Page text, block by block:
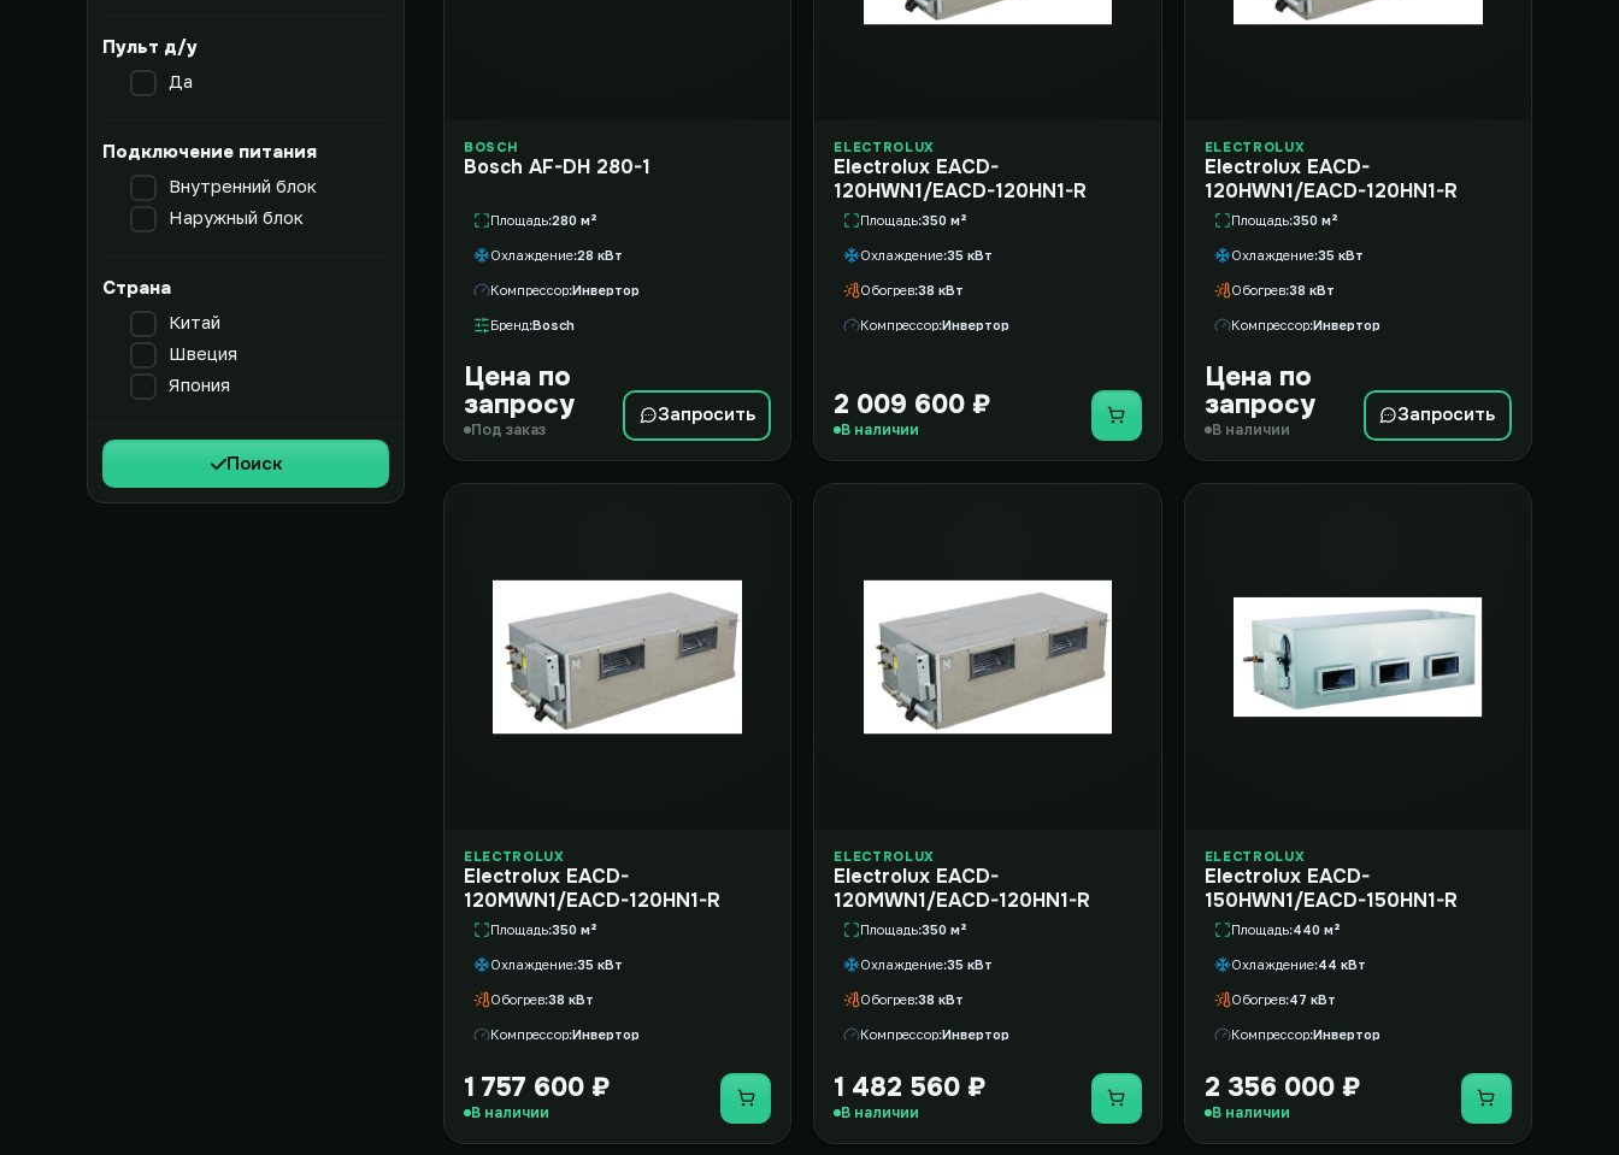
Пульт д/у
Да
Подключение питания
Внутренний блок
Наружный блок
Страна
Китай
Швеция
Япония
Поиск
BOSCH
Bosch AF-DH 280-1
Площадь 280 м²
Охлаждение 28 кВт
Компрессор Инвертор
Бренд Bosch
Цена по
запросу
Под заказ
Запросить
ELECTROLUX
Electrolux EACD-
120HWN1/EACD-120HN1-R
Площадь 350 м²
Охлаждение 35 кВт
Обогрев 38 кВт
Компрессор Инвертор
2 009 600 ₽
В наличии Купить
ELECTROLUX
Electrolux EACD-
120HWN1/EACD-120HN1-R
Площадь 350 м²
Охлаждение 35 кВт
Обогрев 38 кВт
Компрессор Инвертор
Цена по
запросу
В наличии
Запросить
ELECTROLUX
Electrolux EACD-
120MWN1/EACD-120HN1-R
Площадь 350 м²
Охлаждение 35 кВт
Обогрев 38 кВт
Компрессор Инвертор
1 757 600 ₽
В наличии Купить
ELECTROLUX
Electrolux EACD-
120MWN1/EACD-120HN1-R
Площадь 350 м²
Охлаждение 35 кВт
Обогрев 38 кВт
Компрессор Инвертор
1 482 560 ₽
В наличии Купить
ELECTROLUX
Electrolux EACD-
150HWN1/EACD-150HN1-R
Площадь 440 м²
Охлаждение 44 кВт
Обогрев 47 кВт
Компрессор Инвертор
2 356 000 ₽
В наличии Купить